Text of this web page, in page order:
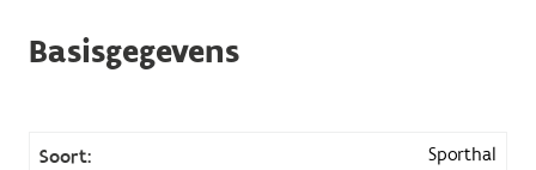
Basisgegevens
Soort: Sporthal